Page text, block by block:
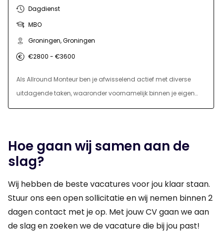
Dagdienst
MBO
Groningen, Groningen
€2800 - €3600
Als Allround Monteur ben je afwisselend actief met diverse
uitdagende taken, waaronder voornamelijk binnen je eigen
expertise bijvoorbeeld op elektrotechnisch en/of mechanisch
gedacht worden aan onderhoudswerkzaamheden, maar ook
het oplossen van storingen, reparaties, op technisch
coördinerende werkzaamheden met betrekking tot externe
firma's en diverse werkzaamheden/bewerkingen in de
uitgebreide werkplaats bijvoorbeeld bij het maken/
aanpassen van onderdelen.
Hoe gaan wij samen aan de
slag?
Wij hebben de beste vacatures voor jou klaar staan.
Stuur ons een open sollicitatie en wij nemen binnen 2
dagen contact met je op. Met jouw CV gaan we aan
de slag en zoeken we de vacature die bij jou past!